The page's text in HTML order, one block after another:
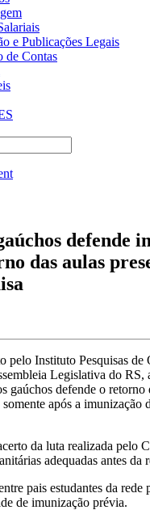
e Publicações Legais
de Contas
defende
das aulas
pelo Instituto Pesquisas de
Legislativa do RS,
gaúchos defende o retorno
após a imunização
da luta realizada pelo
adequadas antes da
pais estudantes da rede
de imunização prévia.